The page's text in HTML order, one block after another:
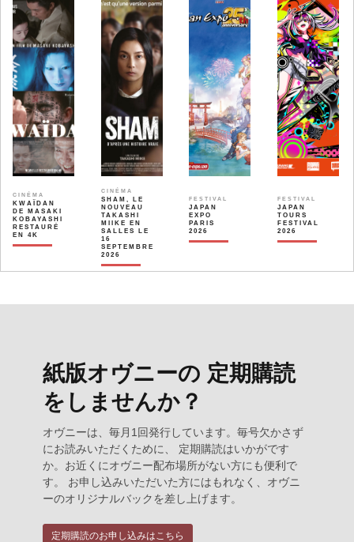
CINÉMA
KWAÏDAN
DE MASAKI
KOBAYASHI
RESTAURÉ
EN 4K
CINÉMA
SHAM, LE
NOUVEAU
TAKASHI
MIIKE EN
SALLES LE
16
SEPTEMBRE
2026
FESTIVAL
JAPAN
EXPO
PARIS
2026
FESTIVAL
JAPAN
TOURS
FESTIVAL
2026
紙版オヴニーの 定期購読
をしませんか？
オヴニーは、毎月1回発行しています。毎号欠かさず
にお読みいただくために、 定期購読はいかがです
か。お近くにオヴニー配布場所がない方にも便利で
す。 お申し込みいただいた方にはもれなく、オヴニ
ーのオリジナルバックを差し上げます。
定期購読のお申し込みはこちら